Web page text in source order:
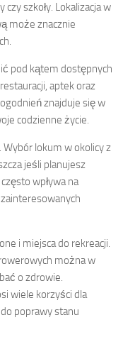
szkoły. Lokalizacja w
może znacznie
pod kątem dostępnych
aptek oraz
znajduje się w
codzienne życie.
lokum w okolicy z
jeśli planujesz
wpływa na
i miejsca do rekreacji.
można w
o zdrowie.
wiele korzyści dla
poprawy stanu